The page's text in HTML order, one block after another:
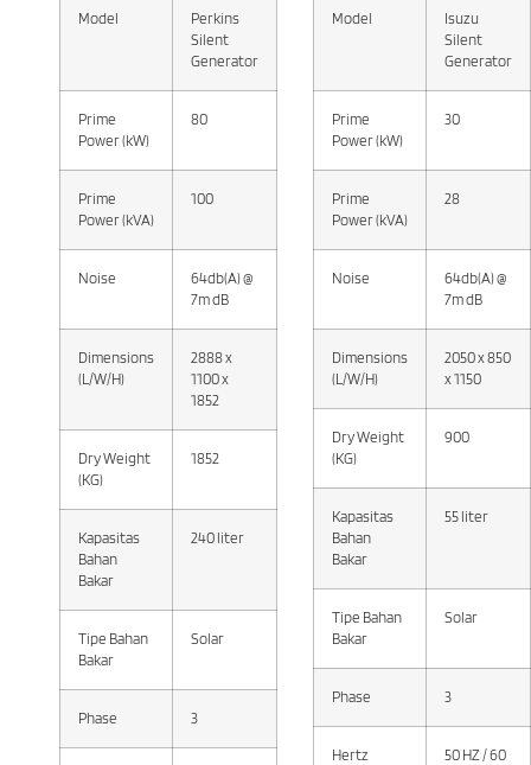
Model
Perkins
Silent
Generator
Prime
Power (kW)
80
Prime
Power (kVA)
100
Noise
64db(A) @
7m dB
Dimensions
(L/W/H)
2888 x
1100 x
1852
Dry Weight
(KG)
1852
Kapasitas
Bahan
Bakar
240 liter
Tipe Bahan
Bakar
Solar
Phase 3
Model
Isuzu
Silent
Generator
Prime
Power (kW)
30
Prime
Power (kVA)
28
Noise
64db(A) @
7m dB
Dimensions
(L/W/H)
2050 x 850
x 1150
Dry Weight
(KG)
900
Kapasitas
Bahan
Bakar
55 liter
Tipe Bahan
Bakar
Solar
Phase 3
Hertz
50 HZ / 60